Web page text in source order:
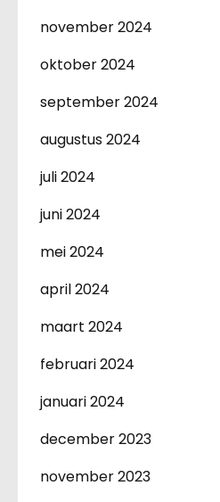
november 2024
oktober 2024
september 2024
augustus 2024
juli 2024
juni 2024
mei 2024
april 2024
maart 2024
februari 2024
januari 2024
december 2023
november 2023